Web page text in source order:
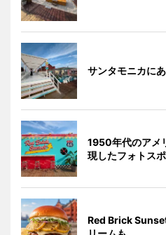
サンタモニカに
1950年代のアメ
現したフォトス
Red Brick